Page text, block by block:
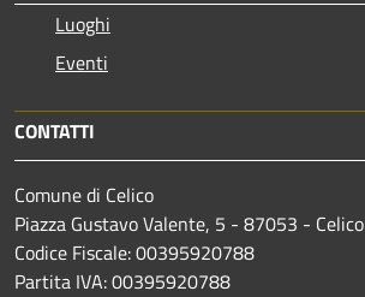
Luoghi
Eventi
CONTATTI
Comune di Celico
Piazza Gustavo Valente, 5 - 87053 - Celico
Codice Fiscale: 00395920788
Partita IVA: 00395920788